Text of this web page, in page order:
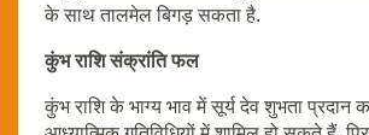
के साथ तालमेल बिगड़ सकता है.
कुंभ राशि संक्रांति फल
कुंभ राशि के भाग्य भाव में सूर्य देव शुभता प्रदान